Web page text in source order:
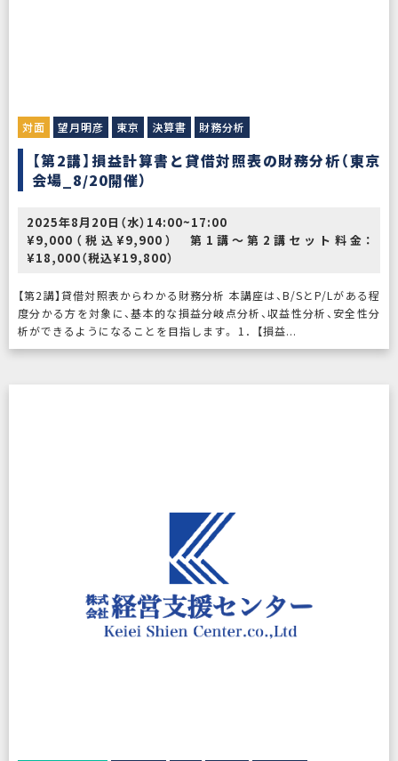
対面 望月明彦 東京 決算書 財務分析
【第2講】損益計算書と貸借対照表の財務分析（東京
会場_8/20開催）
2025年8月20日（水）14:00~17:00
¥9,000（税込¥9,900） 第1講～第2講セット料金：
¥18,000（税込¥19,800）
【第2講】貸借対照表からわかる財務分析 本講座は、B/SとP/Lがある程
度分かる方を対象に、基本的な損益分岐点分析、収益性分析、安全性分
析ができるようになることを目指します。 1．【損益...